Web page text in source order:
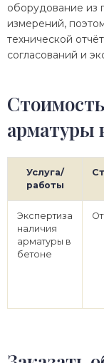
оборудование из
измерений,
технической
согласований и
арматуры
Услуга/
работы
Экспертиза
наличия
арматуры в
бетоне